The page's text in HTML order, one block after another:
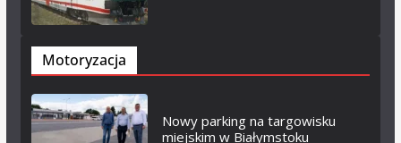
Motoryzacja
Nowy parking na targowisku
miejskim w Białymstoku